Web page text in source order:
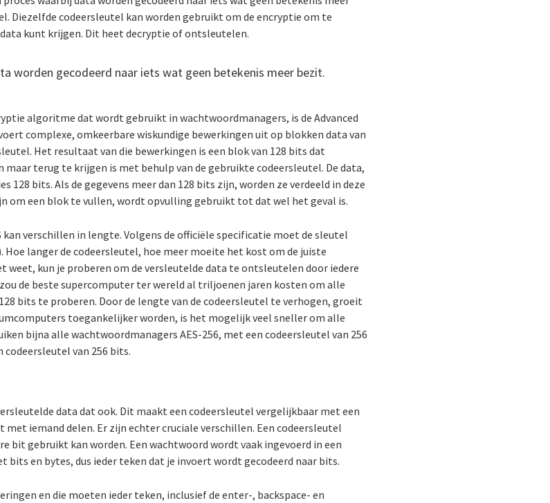
Diezelfde codeersleutel kan worden gebruikt om de encryptie om te
kunt krijgen. Dit heet decryptie of ontsleutelen.
worden gecodeerd naar iets wat geen betekenis meer bezit.
algoritme dat wordt gebruikt in wachtwoordmanagers, is de Advanced
complexe, omkeerbare wiskundige bewerkingen uit op blokken data van
Het resultaat van die bewerkingen is een blok van 128 bits dat
terug te krijgen is met behulp van de gebruikte codeersleutel. De data,
128 bits. Als de gegevens meer dan 128 bits zijn, worden ze verdeeld in deze
om een blok te vullen, wordt opvulling gebruikt tot dat wel het geval is.
verschillen in lengte. Volgens de officiële specificatie moet de sleutel
Hoe langer de codeersleutel, hoe meer moeite het kost om de juiste
weet, kun je proberen om de versleutelde data te ontsleutelen door iedere
de beste supercomputer ter wereld al triljoenen jaren kosten om alle
bits te proberen. Door de lengte van de codeersleutel te verhogen, groeit
toegankelijker worden, is het mogelijk veel sneller om alle
bijna alle wachtwoordmanagers AES-256, met een codeersleutel van 256
van 256 bits.
data dat ook. Dit maakt een codeersleutel vergelijkbaar met een
iemand delen. Er zijn echter cruciale verschillen. Een codeersleutel
bit gebruikt kan worden. Een wachtwoord wordt vaak ingevoerd in een
en bytes, dus ieder teken dat je invoert wordt gecodeerd naar bits.
en die moeten ieder teken, inclusief de enter-, backspace- en